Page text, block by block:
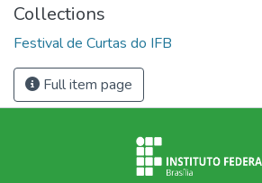
Collections
Festival de Curtas do IFB
Full item page